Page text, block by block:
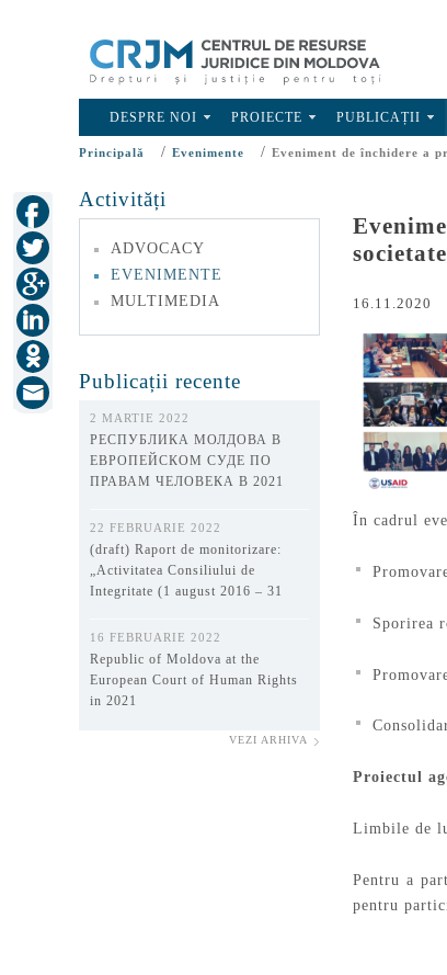
DESPRE NOI PROIECTE PUBLICAȚII
Principală / Evenimente / Eveniment de închidere a
Activități
ADVOCACY
EVENIMENTE
MULTIMEDIA
Publicații recente
2 MARTIE 2022
РЕСПУБЛИКА МОЛДОВА В
ЕВРОПЕЙСКОМ СУДЕ ПО
ПРАВАМ ЧЕЛОВЕКА В 2021
22 FEBRUARIE 2022
(draft) Raport de monitorizare:
„Activitatea Consiliului de
Integritate (1 august 2016 – 31
16 FEBRUARIE 2022
Republic of Moldova at the
European Court of Human Rights
in 2021
VEZI ARHIVA
16.11.2020
În cadrul
Sporirea
Proiectul
Limbile de
Pentru a
pentru